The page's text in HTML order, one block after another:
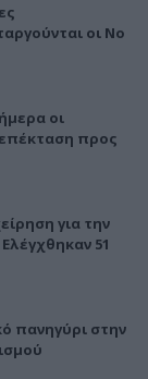
οι Νο
οι
προς
για την
51
πανηγύρι στην